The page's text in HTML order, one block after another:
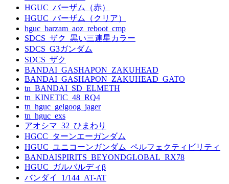
HGUC_バーザム（赤）
HGUC_バーザム（クリア）
hguc_barzam_aoz_reboot_cmp
SDCS_ザク_黒い三連星カラー
SDCS_G3ガンダム
SDCS_ザク
BANDAI_GASHAPON_ZAKUHEAD
BANDAI_GASHAPON_ZAKUHEAD_GATO
tn_BANDAI_SD_ELMETH
tn_KINETIC_48_RQ4
tn_hguc_gelgoog_jager
tn_hguc_exs
アオシマ_32_ひまわり
HGCC_ターンエーガンダム
HGUC_ユニコーンガンダム_ペルフェクティビリティ
BANDAISPIRITS_BEYONDGLOBAL_RX78
HGUC_ガルバルディβ
バンダイ_1/144_AT-AT